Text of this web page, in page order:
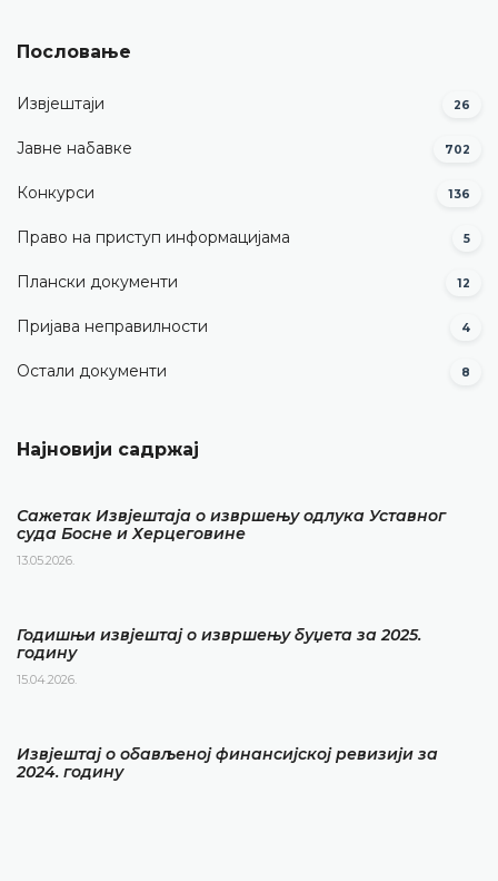
Пословање
Извјештаји 26
Јавне набавке 702
Конкурси 136
Право на приступ информацијама 5
Плански документи 12
Пријава неправилности 4
Остали документи 8
Најновији садржај
Сажетак Извјештаја о извршењу одлука Уставног
суда Босне и Херцеговине
13.05.2026.
Годишњи извјештај о извршењу буџета за 2025.
годину
15.04.2026.
Извјештај о обављеној финансијској ревизији за
2024. годину